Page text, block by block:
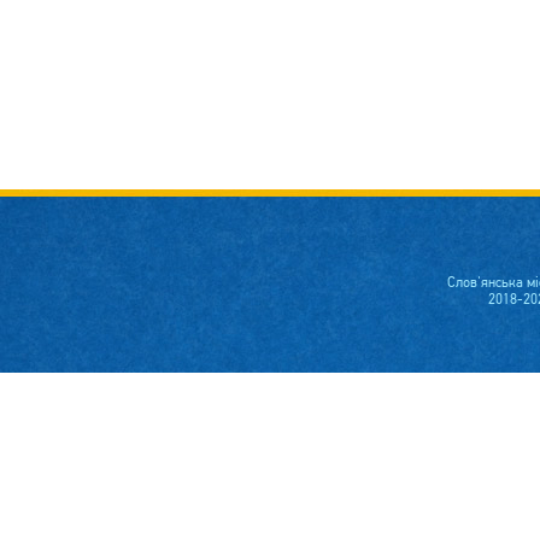
Слов'янська
2018-